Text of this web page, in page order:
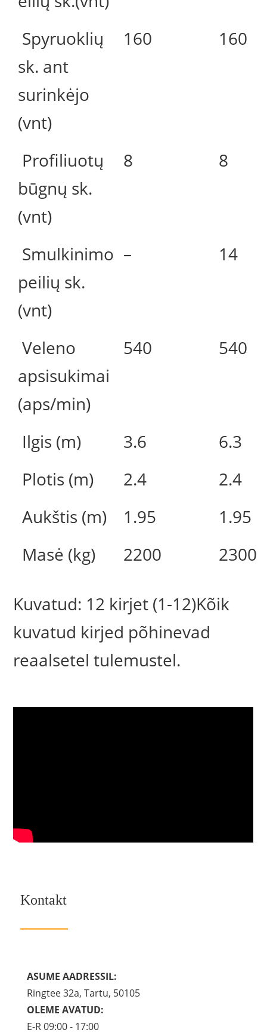
Spyruoklių
sk. ant
surinkėjo
(vnt)
160 160
Profiliuotų
būgnų sk.
(vnt)
8 8
Smulkinimo
peilių sk.
(vnt)
– 14
Veleno
apsisukimai
(aps/min)
540 540
Ilgis (m) 3.6
6.3
Plotis (m)
2.4
2.4
Aukštis (m)
1.95
1.95
Masė (kg)
2200 2300
Kuvatud: 12 kirjet (1-12)Kõik
kuvatud kirjed põhinevad
reaalsetel tulemustel.
Kontakt
ASUME AADRESSIL:
Ringtee 32a, Tartu, 50105
OLEME AVATUD:
E-R 09:00 - 17:00